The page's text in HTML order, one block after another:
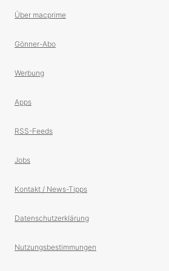
Über macprime
Gönner-Abo
Werbung
Apps
RSS-Feeds
Jobs
Kontakt / News-Tipps
Datenschutzerklärung
Nutzungsbestimmungen